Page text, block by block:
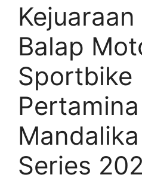
Balap
Sportbike
Pertamina
Series